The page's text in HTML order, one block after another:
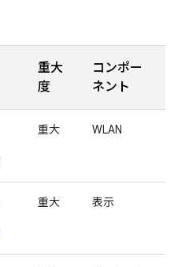
重大
度
コンポー
ネント
重大 WLAN
重大 表示